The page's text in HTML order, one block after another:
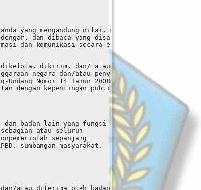
yang mengandung nilai, makna, dan pesan,
dan dibaca yang disajikan dalam berbagai
dan komunikasi secara elektronik atau
dikelola, dikirim, dan/ atau diterima oleh suatu
negara dan/atau penyelenggara dan
Undang Nomor 14 Tahun 2008 tentang
dengan kepentingan publik.
badan lain yang fungsi dan
atau seluruh
sepanjang
sumbangan masyarakat,
atau diterima oleh badan publik